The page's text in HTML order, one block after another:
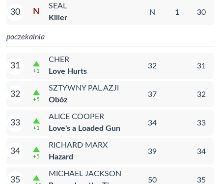
30 N
SEAL
Killer
N 1 30
poczekalnia
31
+1
CHER
Love Hurts
32 31
32
+5
SZTYWNY PAL AZJI
Obóz
37 32
33
+1
ALICE COOPER
Love's a Loaded Gun
34 33
34
+5
RICHARD MARX
Hazard
39 34
35
MICHAEL JACKSON
50 35